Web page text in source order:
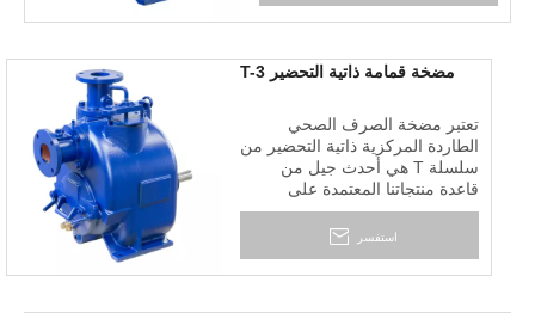
التعامل مع السوائل الصلبة
مضخة قمامة ذاتية التحضير T-3
تعتبر مضخة الصرف الصحي
الطاردة المركزية ذاتية التحضير من
سلسلة T هي أحدث جيل من
قاعدة منتجاتنا المعتمدة على
التكنولوجيا والحرف اليدوية
الأمريكية. إنه مصمم للتشغيل
التعامل مع السوائل الصلبة
استفسر